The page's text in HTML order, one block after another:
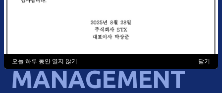
오늘 하루 동안 열지 않기 닫기
ESG
MANAGEMENT